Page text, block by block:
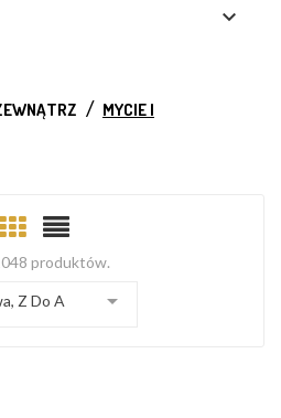

MYCIE I
produktów.
Z Do A 